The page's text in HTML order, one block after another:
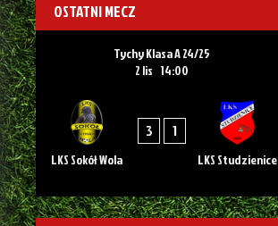
OSTATNI MECZ
Tychy Klasa A 24/25
2 lis 14:00
LKS Sokół Wola
3 1
LKS Studzienice